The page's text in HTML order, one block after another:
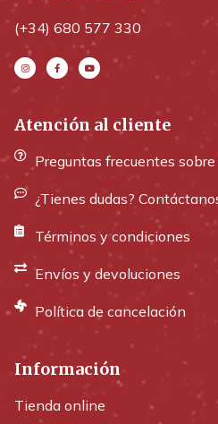
(+34) 680 577 330
Atención al cliente
Preguntas frecuentes
¿Tienes dudas?
Términos y condiciones
Envíos y devoluciones
Política de cancelación
Información
Tienda online